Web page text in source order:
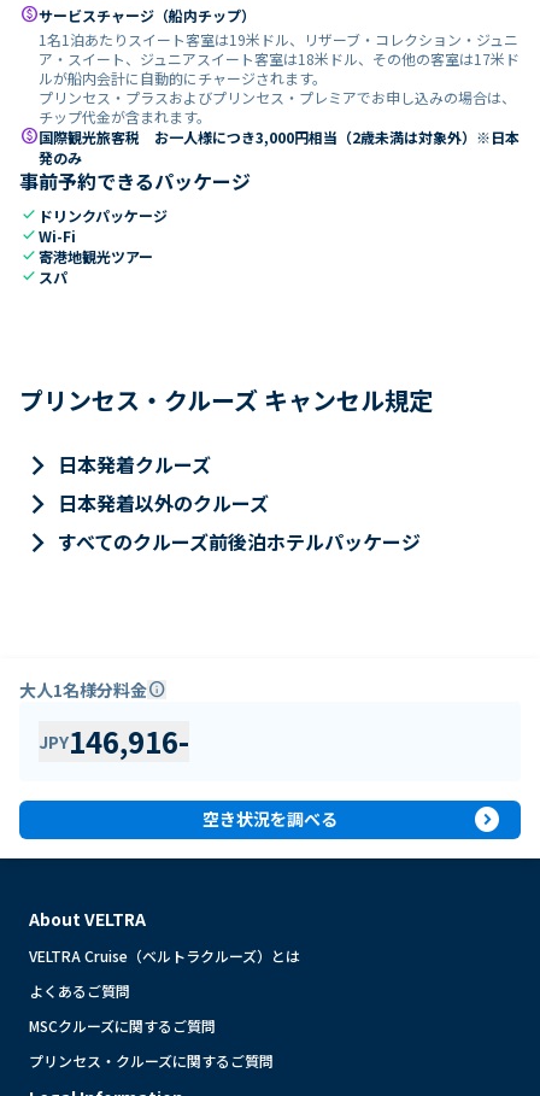
paidサービスチャージ（船内チップ）
1名1泊あたりスイート客室は19米ドル、リザーブ・コレクション・ジュニ
ア・スイート、ジュニアスイート客室は18米ドル、その他の客室は17米ド
ルが船内会計に自動的にチャージされます。
プリンセス・プラスおよびプリンセス・プレミアでお申し込みの場合は、
チップ代金が含まれます。
paid国際観光旅客税 お一人様につき3,000円相当（2歳未満は対象外）※日本
発のみ
事前予約できるパッケージ
check ドリンクパッケージ
checkWi-Fi
check寄港地観光ツアー
check スパ
プリンセス・クルーズ キャンセル規定
keyboard_arrow_right 日本発着クルーズ
keyboard_arrow_right 日本発着以外のクルーズ
keyboard_arrow_right すべてのクルーズ前後泊ホテルパッケージ
大人1名様分料金info
JPY146,916-
空き状況を調べる expand_circle_right
About VELTRA
VELTRA Cruise（ベルトラクルーズ）とは
よくあるご質問
MSCクルーズに関するご質問
プリンセス・クルーズに関するご質問